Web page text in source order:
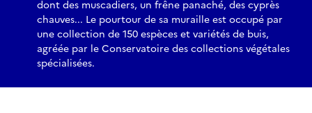
dont des muscadiers, un frêne panaché, des cyprès
chauves... Le pourtour de sa muraille est occupé par
une collection de 150 espèces et variétés de buis,
agréée par le Conservatoire des collections végétales
spécialisées.